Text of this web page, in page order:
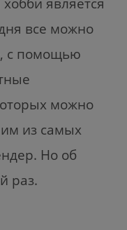
все можно
с помощью
можно
из самых
Но об
раз.